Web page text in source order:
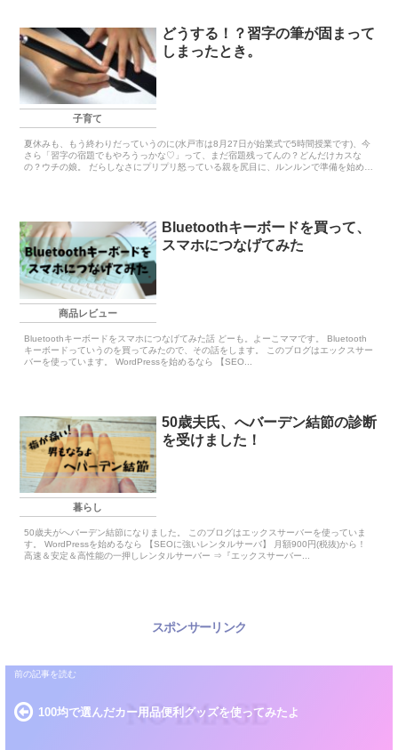
子育て
どうする！？習字の筆が固まって
しまったとき。
夏休みも、もう終わりだっていうのに(水戸市は8月27日が始業式で5時間授業です)、今
さら「習字の宿題でもやろうっかな♡」って、まだ宿題残ってんの？どんだけカスな
の？ウチの娘。 だらしなさにプリプリ怒っている親を尻目に、ルンルンで準備を始め
商品レビュー
Bluetoothキーボードを買って、
スマホにつなげてみた
Bluetoothキーボードをスマホにつなげてみた話 どーも。よーこママです。 Bluetooth
キーボードっていうのを買ってみたので、その話をします。 このブログはエックスサー
バーを使っています。 WordPressを始めるなら 【SEO...
暮らし
50歳夫氏、へバーデン結節の診断
を受けました！
50歳夫がへバーデン結節になりました。 このブログはエックスサーバーを使っていま
す。 WordPressを始めるなら 【SEOに強いレンタルサーバ】 月額900円(税抜)から！
高速＆安定＆高性能の一押しレンタルサーバー ⇒『エックスサーバー...
スポンサーリンク
100均で選んだカー用品便利グッズを使ってみたよ